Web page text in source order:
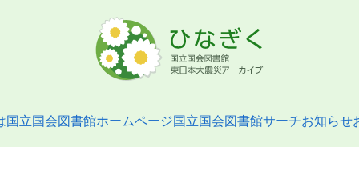
国立国会図書館ホームページ国立国会図書館サーチお知らせ